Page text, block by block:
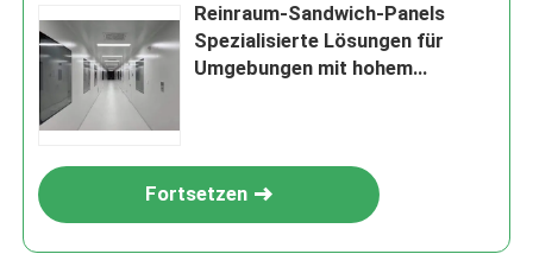
Reinraum-Sandwich-Panels
Spezialisierte Lösungen für
Umgebungen mit hohem
Fortsetzen